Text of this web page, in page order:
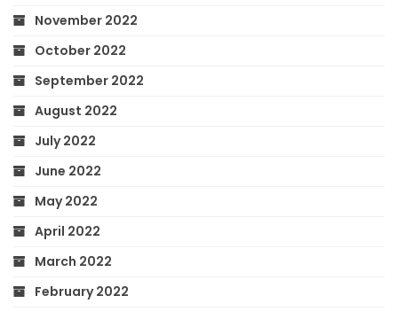
November 2022
October 2022
September 2022
August 2022
July 2022
June 2022
May 2022
April 2022
March 2022
February 2022